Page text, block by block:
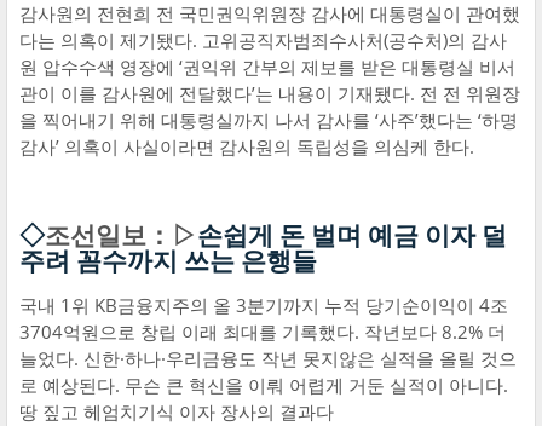
감사원의 전현희 전 국민권익위원장 감사에 대통령실이 관여했
다는 의혹이 제기됐다. 고위공직자범죄수사처(공수처)의 감사
원 압수수색 영장에 ‘권익위 간부의 제보를 받은 대통령실 비서
관이 이를 감사원에 전달했다’는 내용이 기재됐다. 전 전 위원장
을 찍어내기 위해 대통령실까지 나서 감사를 ‘사주’했다는 ‘하명
감사’ 의혹이 사실이라면 감사원의 독립성을 의심케 한다.
◇조선일보：▷손쉽게 돈 벌며 예금 이자 덜
주려 꼼수까지 쓰는 은행들
국내 1위 KB금융지주의 올 3분기까지 누적 당기순이익이 4조
3704억원으로 창립 이래 최대를 기록했다. 작년보다 8.2% 더
늘었다. 신한·하나·우리금융도 작년 못지않은 실적을 올릴 것으
로 예상된다. 무슨 큰 혁신을 이뤄 어렵게 거둔 실적이 아니다.
땅 짚고 헤엄치기식 이자 장사의 결과다